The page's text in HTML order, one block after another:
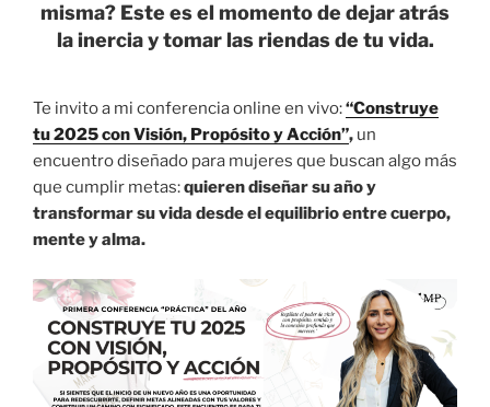
misma? Este es el momento de dejar atrás
la inercia y tomar las riendas de tu vida.
Te invito a mi conferencia online en vivo:“Construye
tu 2025 con Visión, Propósito y Acción”, un
encuentro diseñado para mujeres que buscan algo más
que cumplir metas:quieren diseñar su año y
transformar su vida desde el equilibrio entre cuerpo,
mente y alma.